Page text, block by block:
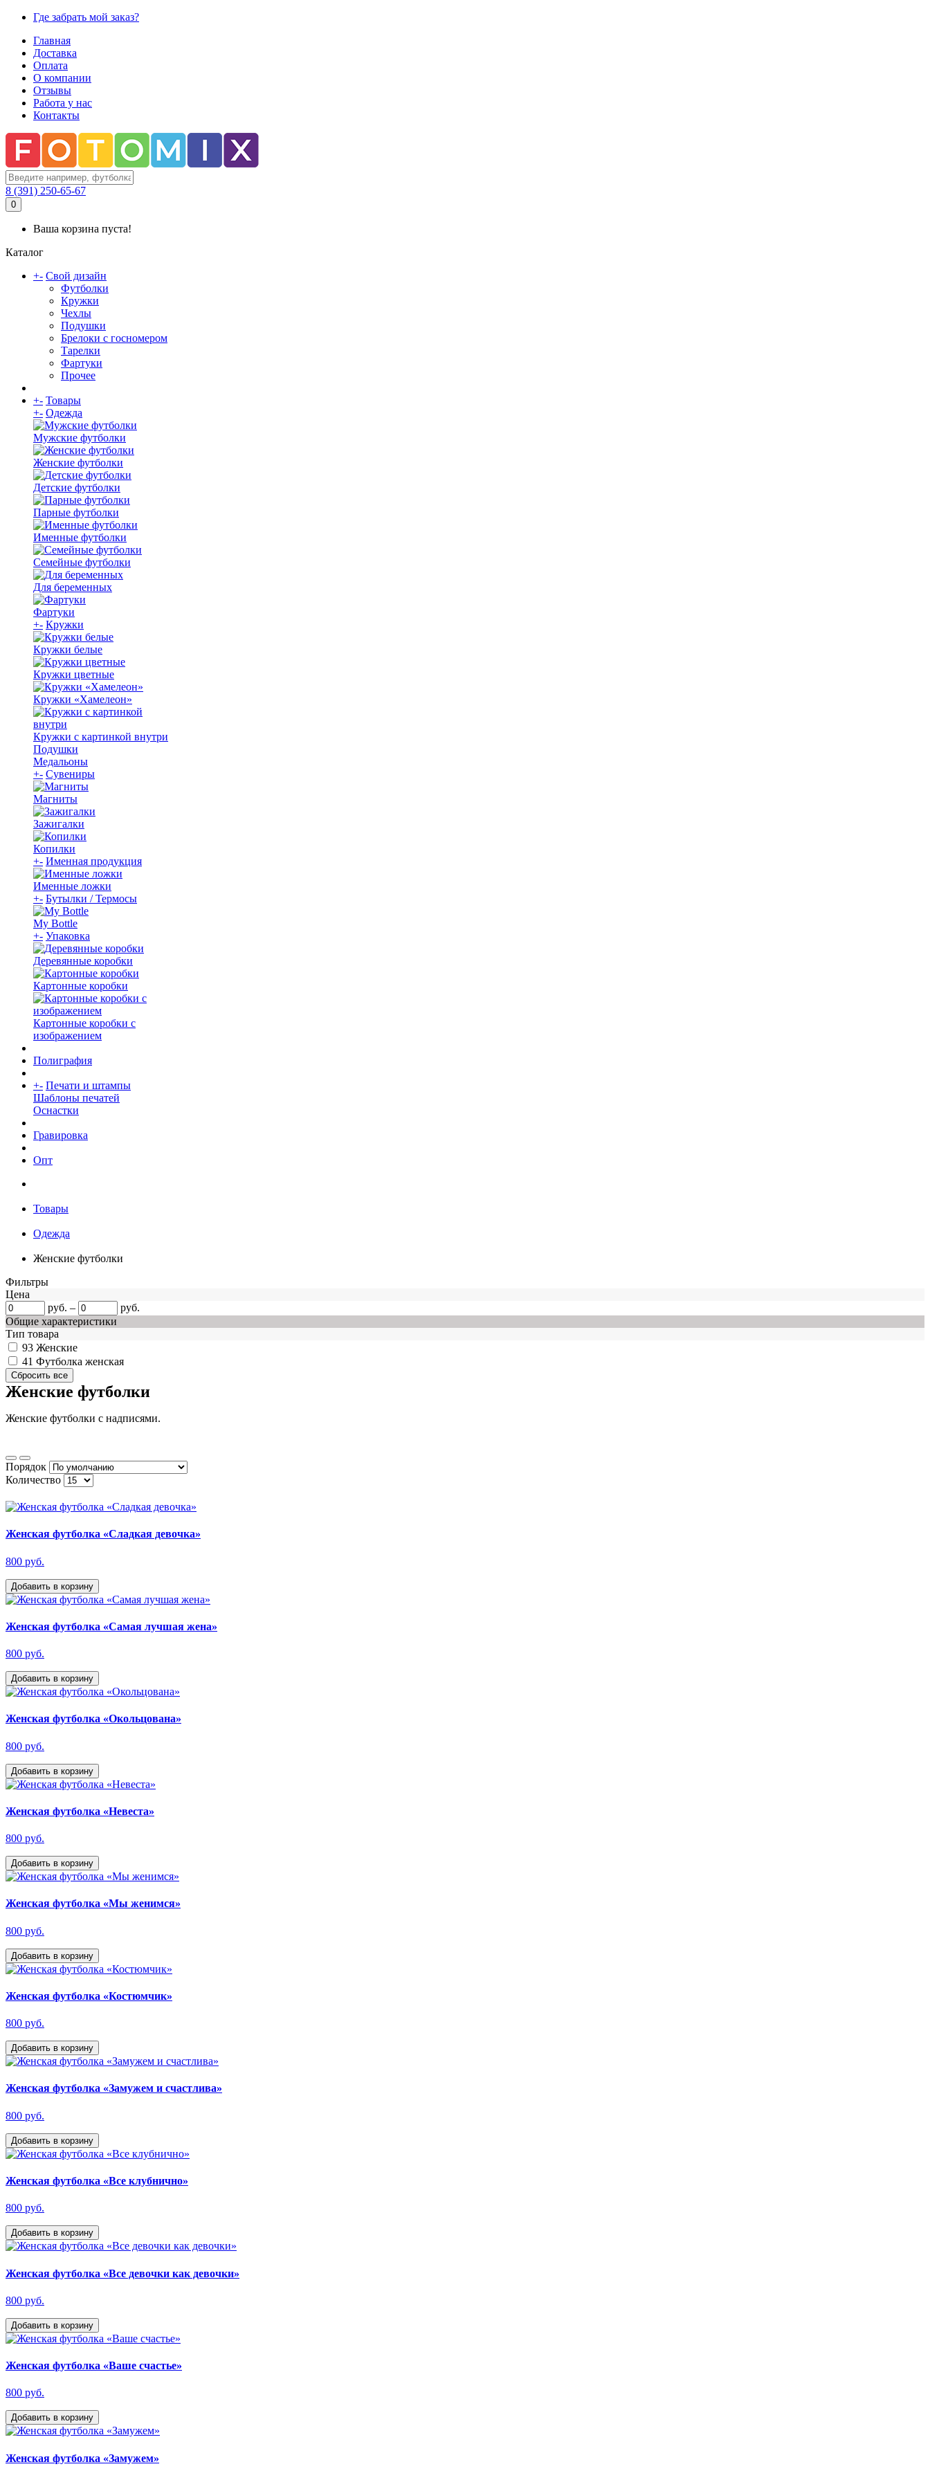
Где забрать мой заказ?
Главная
Доставка
Оплата
О компании
Отзывы
Работа у нас
Контакты
8 (391) 250-65-67
0
Ваша корзина пуста!
Каталог
+- Свой дизайн
Футболки
Кружки
Чехлы
Подушки
Брелоки с госномером
Тарелки
Фартуки
Прочее
+- Товары
+- Одежда
Мужские футболки
Женские футболки
Детские футболки
Парные футболки
Именные футболки
Семейные футболки
Для беременных
Фартуки
+- Кружки
Кружки белые
Кружки цветные
Кружки «Хамелеон»
Кружки с картинкой внутри
Подушки
Медальоны
+- Сувениры
Магниты
Зажигалки
Копилки
+- Именная продукция
Именные ложки
+- Бутылки / Термосы
My Bottle
+- Упаковка
Деревянные коробки
Картонные коробки
Картонные коробки с
изображением
Полиграфия
+- Печати и штампы
Шаблоны печатей
Оснастки
Гравировка
Опт
Товары
Одежда
Женские футболки
Фильтры
Цена
руб. –
руб.
Общие характеристики
Тип товара
93 Женские
41 Футболка женская
Женские футболки
Женские футболки с надписями.
Порядок
Количество
Женская футболка «Сладкая девочка»
800 руб.
Добавить в корзину
Женская футболка «Самая лучшая жена»
800 руб.
Добавить в корзину
Женская футболка «Окольцована»
800 руб.
Добавить в корзину
Женская футболка «Невеста»
800 руб.
Добавить в корзину
Женская футболка «Мы женимся»
800 руб.
Добавить в корзину
Женская футболка «Костюмчик»
800 руб.
Добавить в корзину
Женская футболка «Замужем и счастлива»
800 руб.
Добавить в корзину
Женская футболка «Все клубнично»
800 руб.
Добавить в корзину
Женская футболка «Все девочки как девочки»
800 руб.
Добавить в корзину
Женская футболка «Ваше счастье»
800 руб.
Добавить в корзину
Женская футболка «Замужем»